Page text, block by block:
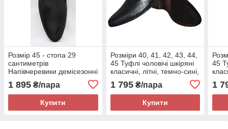
Розмір 45 - стопа 29
сантиметрів
Напівчеревики демісезонні
чоловічі шкіряні, класичні,
чорні, повнорозмірні
1 895 ₴/пара
Купити
Розміри 40, 41, 42, 43, 44,
45 Туфлі чоловічі шкіряні
класичні, літні, темно-сині,
1 795₴/пара
Купити
45
1